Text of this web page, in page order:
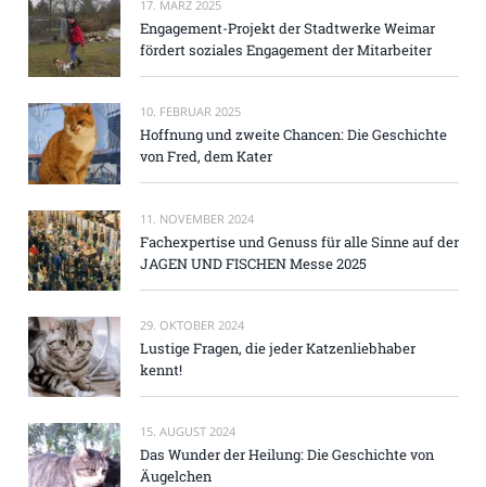
17. MÄRZ 2025
Engagement-Projekt der Stadtwerke Weimar
fördert soziales Engagement der Mitarbeiter
10. FEBRUAR 2025
Hoffnung und zweite Chancen: Die Geschichte
von Fred, dem Kater
11. NOVEMBER 2024
Fachexpertise und Genuss für alle Sinne auf der
JAGEN UND FISCHEN Messe 2025
29. OKTOBER 2024
Lustige Fragen, die jeder Katzenliebhaber
kennt!
15. AUGUST 2024
Das Wunder der Heilung: Die Geschichte von
Äugelchen